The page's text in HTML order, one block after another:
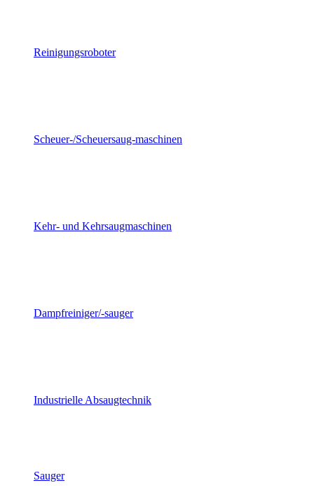
Reinigungsroboter
Scheuer-/Scheuersaug-maschinen
Kehr- und Kehrsaugmaschinen
Dampfreiniger/-sauger
Industrielle Absaugtechnik
Sauger